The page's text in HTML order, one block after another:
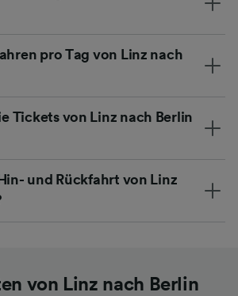
pro Tag von Linz nach
Tickets von Linz nach Berlin
und Rückfahrt von Linz
von Linz nach Berlin